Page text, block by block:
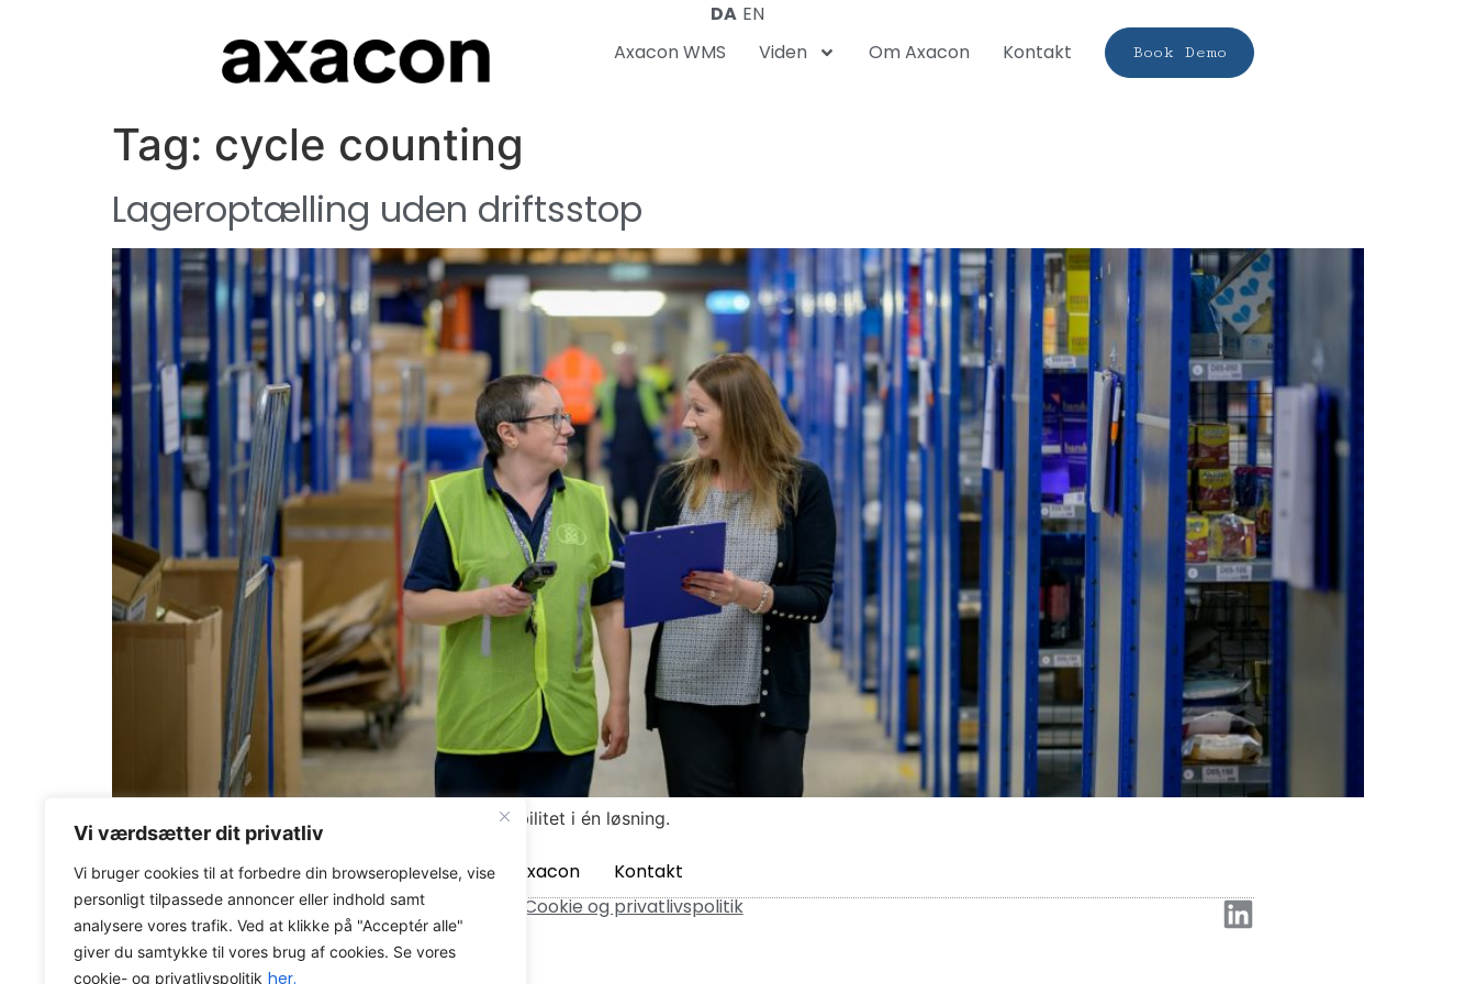
Vi værdsætter dit privatliv
Vi bruger cookies til at forbedre din browseroplevelse, vise
personligt tilpassede annoncer eller indhold samt
analysere vores trafik. Ved at klikke på "Acceptér alle"
giver du samtykke til vores brug af cookies. Se vores
cookie- og privatlivspolitik her.
DA EN
Axacon WMS
Viden Om Axacon Kontakt Book Demo
Tag: cycle counting
Lageroptælling uden driftsstop
Sådan får du præcision, dokumentation og fleksibilitet i én løsning.
Axacon WMS Viden Om Axacon
Kontakt
Axacon © 2026 All rights Reserved.
Cookie og privatlivspolitik
CVR-nummer: 21680931